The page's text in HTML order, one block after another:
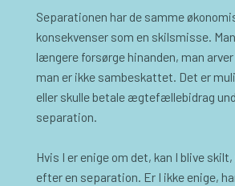
Separationen har de samme
konsekvenser som en skilsmisse.
længere forsørge hinanden, man
man er ikke sambeskattet. Det er
eller skulle betale ægtefællebidrag
separation.
Hvis I er enige om det, kan I blive
efter en separation. Er I ikke enige,